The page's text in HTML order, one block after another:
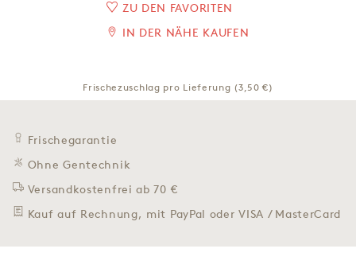
ZU DEN FAVORITEN
IN DER NÄHE KAUFEN
Frischezuschlag pro Lieferung (3,50 €)
Frischegarantie
Ohne Gentechnik
Versandkostenfrei ab 70 €
Kauf auf Rechnung, mit PayPal oder VISA / MasterCard